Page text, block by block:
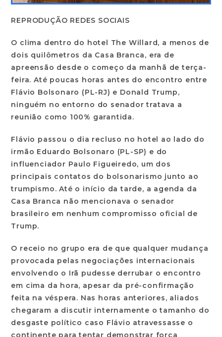
REPRODUÇÃO REDES SOCIAIS
O clima dentro do hotel The Willard, a menos de
dois quilômetros da Casa Branca, era de
apreensão desde o começo da manhã de terça-
feira. Até poucas horas antes do encontro entre
Flávio Bolsonaro (PL-RJ) e Donald Trump,
ninguém no entorno do senador tratava a
reunião como 100% garantida.
Flávio passou o dia recluso no hotel ao lado do
irmão Eduardo Bolsonaro (PL-SP) e do
influenciador Paulo Figueiredo, um dos
principais contatos do bolsonarismo junto ao
trumpismo. Até o início da tarde, a agenda da
Casa Branca não mencionava o senador
brasileiro em nenhum compromisso oficial de
Trump.
O receio no grupo era de que qualquer mudança
provocada pelas negociações internacionais
envolvendo o Irã pudesse derrubar o encontro
em cima da hora, apesar da pré-confirmação
feita na véspera. Nas horas anteriores, aliados
chegaram a discutir internamente o tamanho do
desgaste político caso Flávio atravessasse o
continente para tentar demonstrar força